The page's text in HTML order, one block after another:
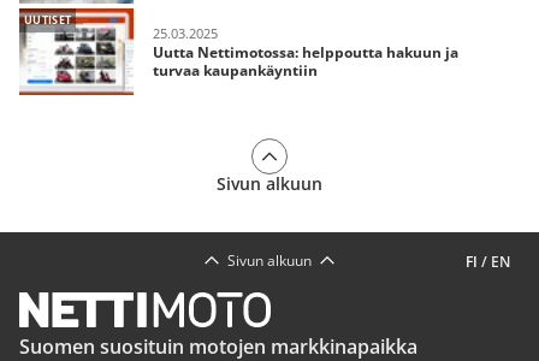
UUTISET
25.03.2025
Uutta Nettimotossa: helppoutta hakuun ja
turvaa kaupankäyntiin
Sivun alkuun
FI / EN
Sivun alkuun
Suomen suosituin motojen markkinapaikka